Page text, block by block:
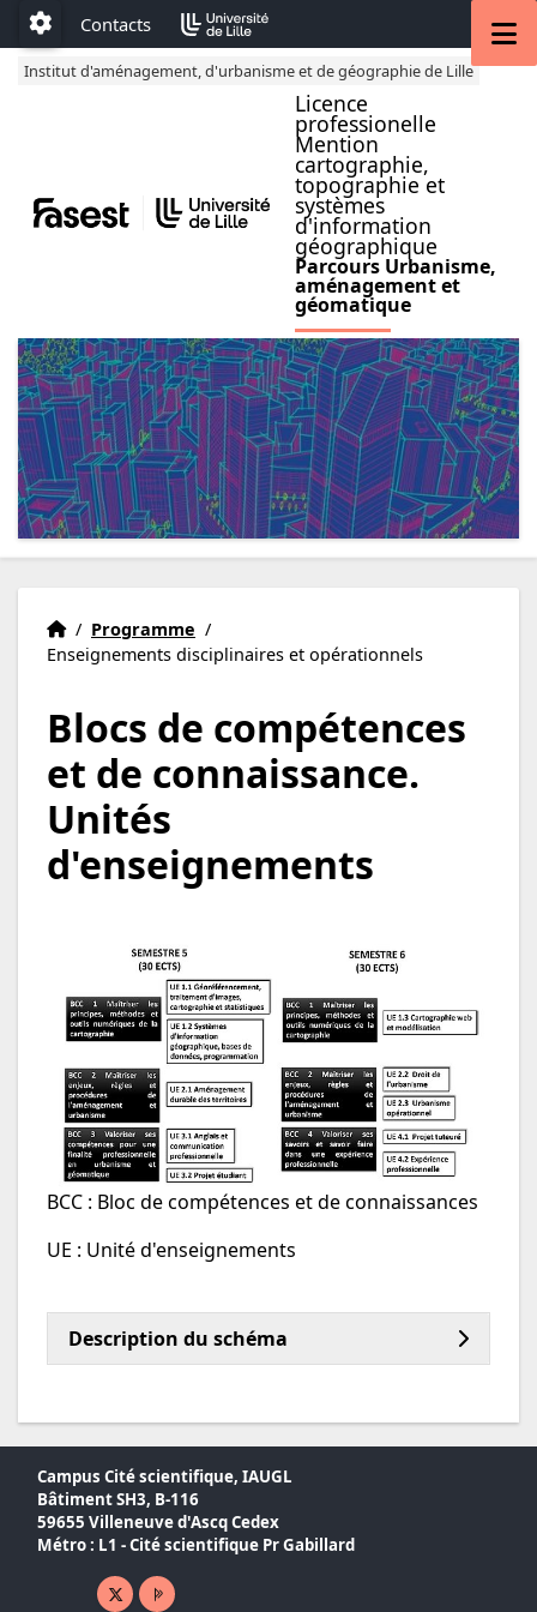
Accéder au menu principal
Accéder au contenu
Paramétrage
Contacts
Institut d'aménagement, d'urbanisme et de géographie de Lille
Licence
professionelle
Mention
cartographie,
topographie et
systèmes
d'information
géographique
Parcours Urbanisme,
aménagement et
géomatique
Accueil
Accueil
/ Programme /
Enseignements disciplinaires et opérationnels
Blocs de compétences
et de connaissance.
Unités
d'enseignements
BCC : Bloc de compétences et de connaissances
UE : Unité d'enseignements
Description du schéma
Campus Cité scientifique, IAUGL
Bâtiment SH3, B-116
59655 Villeneuve d'Ascq Cedex
Métro : L1 - Cité scientifique Pr Gabillard
X ( nouvelle fenêtre)
Page pro ( nouvelle fenêtre)